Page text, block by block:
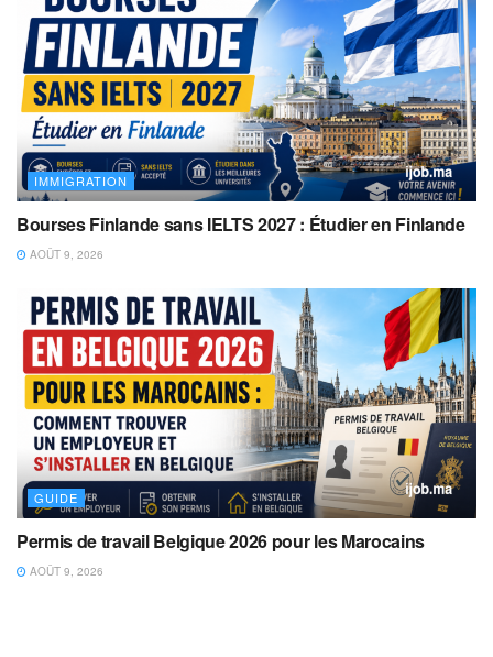
IMMIGRATION
Bourses Finlande sans IELTS 2027 : Étudier en Finlande
AOÛT 9, 2026
GUIDE
Permis de travail Belgique 2026 pour les Marocains
AOÛT 9, 2026